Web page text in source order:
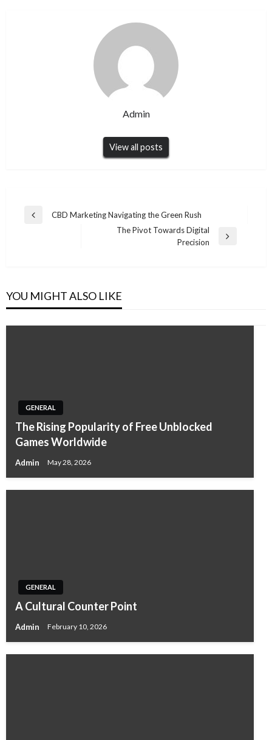
Admin
View all posts
Post
Previous
CBD Marketing Navigating the Green Rush
The Pivot Towards Digital
Precision
YOU MIGHT ALSO LIKE
GENERAL
The Rising Popularity of Free Unblocked
Games Worldwide
Admin May 28, 2026
GENERAL
A Cultural Counter Point
Admin February 10, 2026